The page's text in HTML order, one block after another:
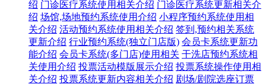
绍 门诊医疗系统使用相关介绍 门诊医疗系统更新相关介
绍 场馆,场地预约系统使用介绍 小程序预约系统使用相
关介绍 活动预约系统使用相关介绍 签到,预约相关系统
更新介绍 行业预约系统(独立门店版) 会员卡系统更新功
能介绍 会员卡系统(多门店)使用相关 干洗店预约系统相
关使用介绍 投票活动模版展示介绍 投票系统操作使用相
关介绍 投票系统更新内容相关介绍 剧场/剧院选座订票